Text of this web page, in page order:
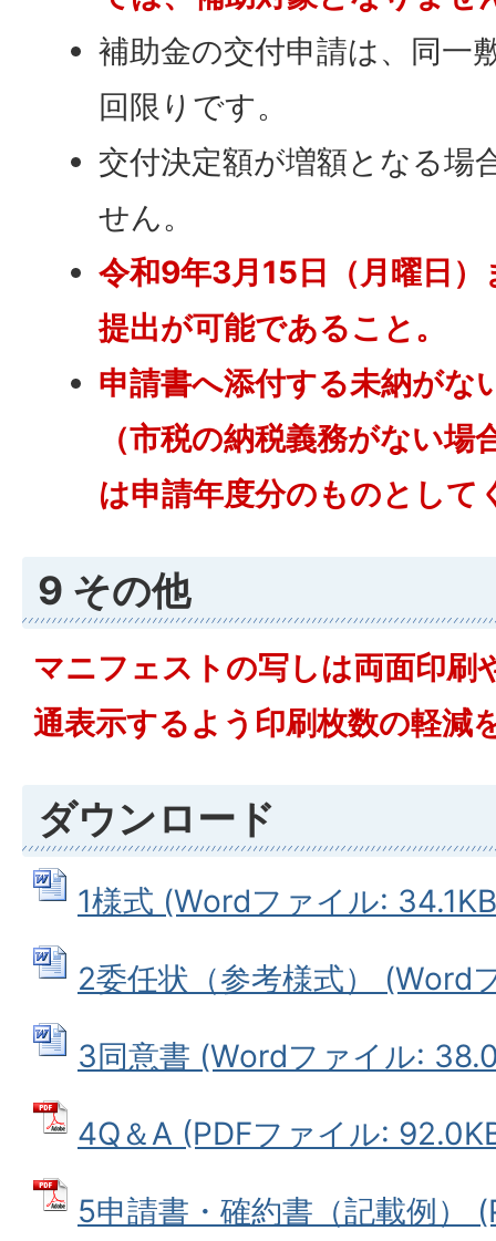
補助金の交付申請は、同一
回限りです。
交付決定額が増額となる場
せん。
令和9年3月15日（月曜日
提出が可能であること。
申請書へ添付する未納がな
（市税の納税義務がない
は申請年度分のものとして
9 その他
マニフェストの写しは両面印刷
通表示するよう印刷枚数の軽減
ダウンロード
1様式 (Wordファイル:
2委任状（参考様式） (Word
3同意書 (Wordファイル:
4Q＆A (PDFファイル:
5申請書・確約書（記載例）